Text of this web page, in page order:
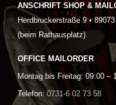
ANSCHRIFT SHOP &
Herdbruckerstraße 9 •
(beim Rathausplatz)
OFFICE MAILORDER
Montag bis Freitag: 09:00 –
Telefon: 0731-6 02 73 58